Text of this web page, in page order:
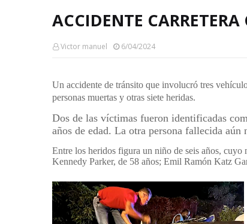
ACCIDENTE CARRETERA
Victor manuel 6/04/2024
Un accidente de tránsito que involucró tres
personas muertas y otras siete heridas.
Dos de las víctimas fueron identificadas
años de edad. La otra persona fallecida
Entre los heridos figura un niño de seis años, cuyo
Kennedy Parker, de 58 años; Emil Ramón Katz